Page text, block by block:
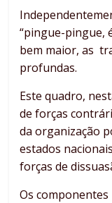
“pingue-pingue,
bem maior, as
profundas.
Este quadro,
de forças
da organização
estados
forças de
Os componentes